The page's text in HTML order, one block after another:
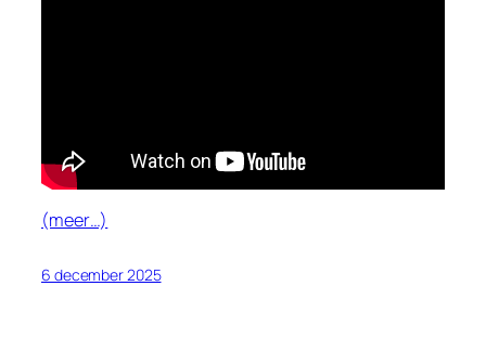
(meer…)
6 december 2025